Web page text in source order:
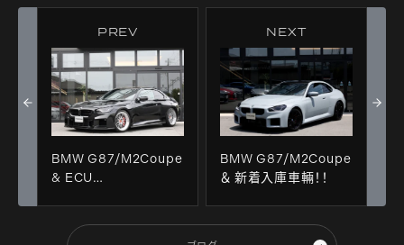
PREV
BMW G87/M2Coupe
& ECU
施工！！
NEXT
BMW G87/M2Coupe
＆ 新着入庫車輛！！